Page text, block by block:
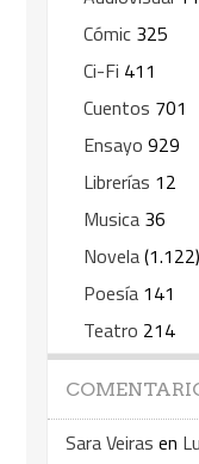
Cómic 325
Ci-Fi 411
Cuentos 701
Ensayo 929
Librerías 12
Musica 36
Novela(1.122)
Poesía 141
Teatro 214
Sara Veiras en